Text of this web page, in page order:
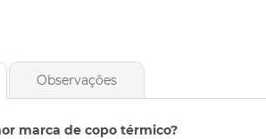
Observações
marca de copo térmico?